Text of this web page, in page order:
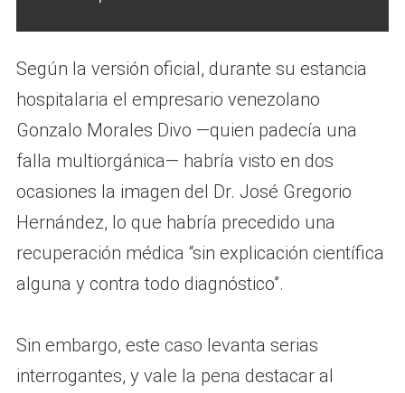
Según la versión oficial, durante su estancia
hospitalaria el empresario venezolano
Gonzalo Morales Divo —quien padecía una
falla multiorgánica— habría visto en dos
ocasiones la imagen del Dr. José Gregorio
Hernández, lo que habría precedido una
recuperación médica “sin explicación científica
alguna y contra todo diagnóstico”.
Sin embargo, este caso levanta serias
interrogantes, y vale la pena destacar al